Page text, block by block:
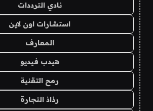
نادي الترددات
استشارات اون لاين
المعارف
هيدب فيديو
رمح التقنية
رذاذ التجارة